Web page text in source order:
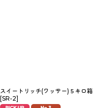
スイートリッチ(ワッサー)５キロ箱
[SR-2]